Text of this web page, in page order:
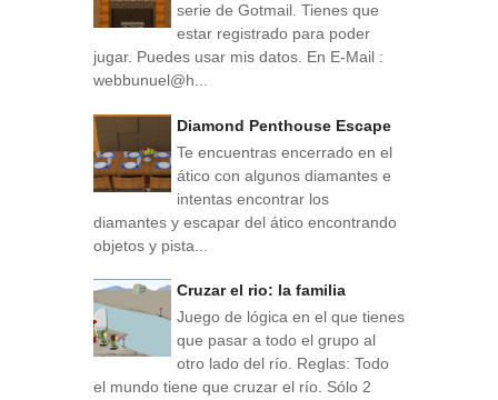
serie de Gotmail. Tienes que
estar registrado para poder
jugar. Puedes usar mis datos. En E-Mail :
webbunuel@h...
Diamond Penthouse Escape
Te encuentras encerrado en el
ático con algunos diamantes e
intentas encontrar los
diamantes y escapar del ático encontrando
objetos y pista...
Cruzar el rio: la familia
Juego de lógica en el que tienes
que pasar a todo el grupo al
otro lado del río. Reglas: Todo
el mundo tiene que cruzar el río. Sólo 2